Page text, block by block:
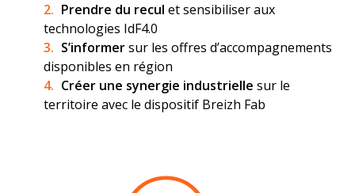
Prendre du recul et sensibiliser aux
technologies IdF4.0
S’informersur les offres d’accompagnements
disponibles en région
Créer une synergie industrielle sur le
territoire avec le dispositif Breizh Fab